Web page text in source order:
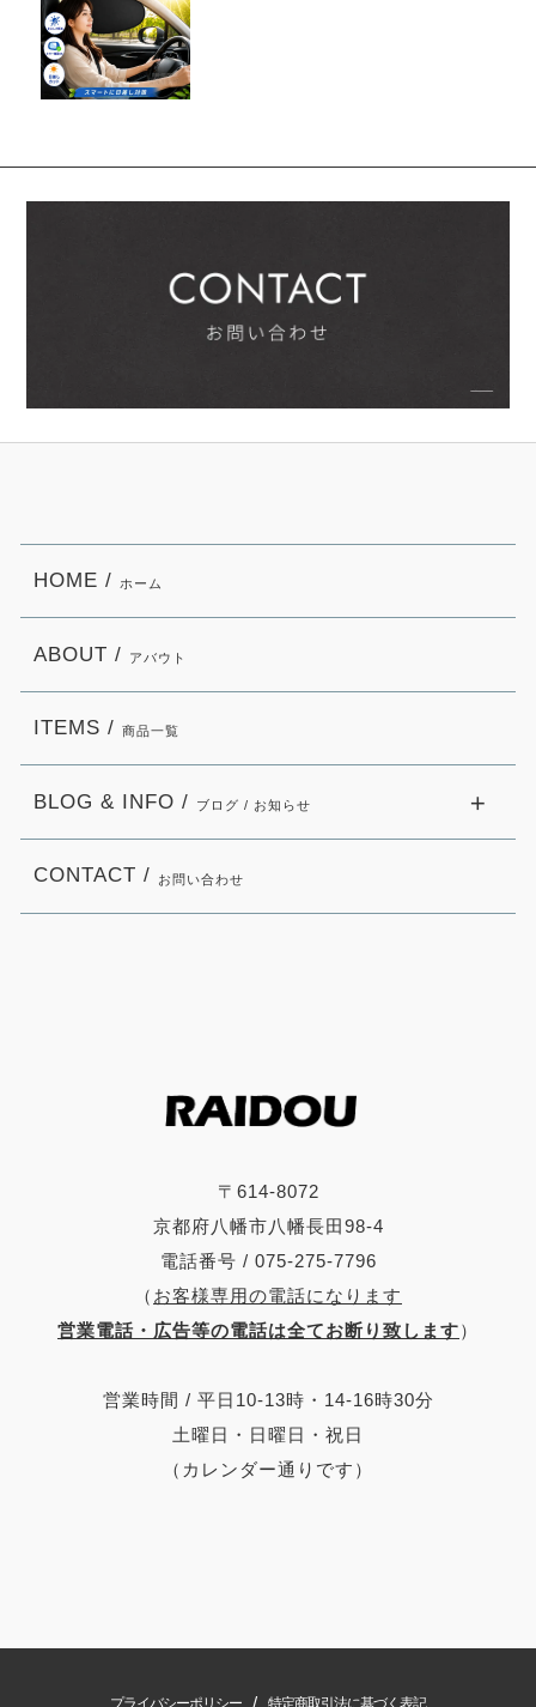
〒614-8072
京都府八幡市八幡長田98-4
電話番号 / 075-275-7796
（ お客様専用の電話になります
営業電話・広告等の電話は全てお断り致します）
営業時間 / 平日10-13時・14-16時30分
土曜日・日曜日・祝日
（カレンダー通りです）
HOME / ホーム
ABOUT / アバウト
ITEMS / 商品一覧
BLOG & INFO / ブログ / お知らせ
CONTACT / お問い合わせ